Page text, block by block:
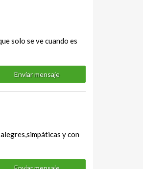
solo se ve cuando es
Enviar mensaje
y con